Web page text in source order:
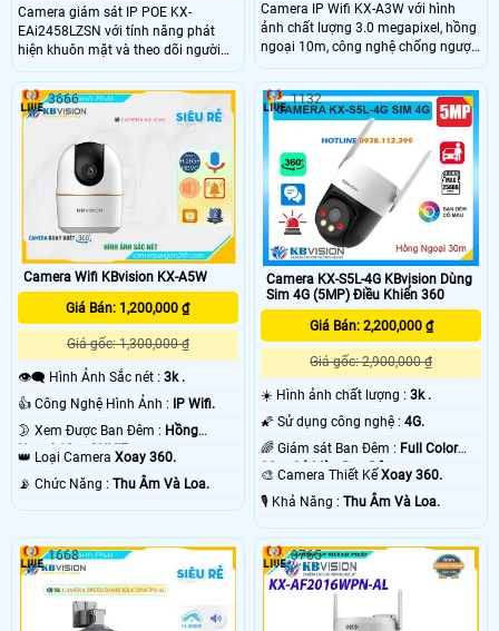
Camera giám sát IP POE KX-
EAi2458LZSN với tính năng phát
hiện khuôn mặt và theo dõi người
xâm nhập tự động. Trang bị công
nghệ nổi bật DWDR 120db chống
ngược sáng, hồng ngoại siêu xa và
Starlight cho hình ảnh sắc nét ban
IP67, xoay zoom từ xa, hỗ trợ thẻ
nhớ, nén H.265+ tiết kiệm chi phí lưu
trữ đáng kể
Camera IP Wifi KX-A3W với hình
ảnh chất lượng 3.0 megapixel, hồng
ngoại 10m, công nghệ chống ngược
sáng DWDR, khả năng quay xoay
360 độ, được trang bị microphone
và loa.
Camera Wifi KBvision KX-A5W
Giá Bán: 1,200,000 ₫
Giá gốc: 1,300,000 ₫
👁️‍🗨 Hình Ảnh Sắc nét : 3k .
👍 Công Nghệ Hình Ảnh : IP Wifi.
🌛 Xem Được Ban Đêm : Hồng
Ngoại 10m ONVIF.
👑 Loại Camera Xoay 360.
️📡 Chức Năng : Thu Âm Và Loa.
3666
Camera KX-S5L-4G KBvision Dùng
Sim 4G (5MP) Điều Khiển 360
Giá Bán: 2,200,000 ₫
Giá gốc: 2,900,000 ₫
☀️ Hình ảnh chất lượng :3k .
🌠 Sử dụng công nghệ :4G.
🌈 Giám sát Ban Đêm : Full Color
30m Có Màu Ban Ðêm.
🎨 Camera Thiết KếXoay 360.
️🎙 Khả Năng :Thu Âm Và Loa.
1132
1668 3765